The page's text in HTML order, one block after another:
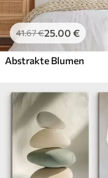
41.67€25.00 €
Abstrakte Blumen